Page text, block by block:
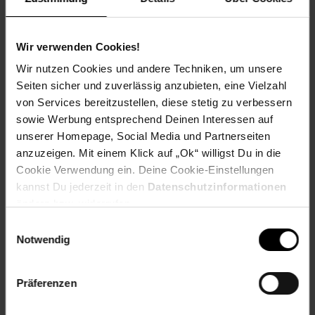
Wir verwenden Cookies!
Wir nutzen Cookies und andere Techniken, um unsere
Seiten sicher und zuverlässig anzubieten, eine Vielzahl
von Services bereitzustellen, diese stetig zu verbessern
sowie Werbung entsprechend Deinen Interessen auf
unserer Homepage, Social Media und Partnerseiten
anzuzeigen. Mit einem Klick auf „Ok“ willigst Du in die
Cookie Verwendung ein. Deine Cookie-Einstellungen
kannst Du jederzeit in den Datenschutzinformationen
Notwendig
Präferenzen
Versandinformationen
Herstellerinformationen
Fußzeile
Weitere Online-Angebote